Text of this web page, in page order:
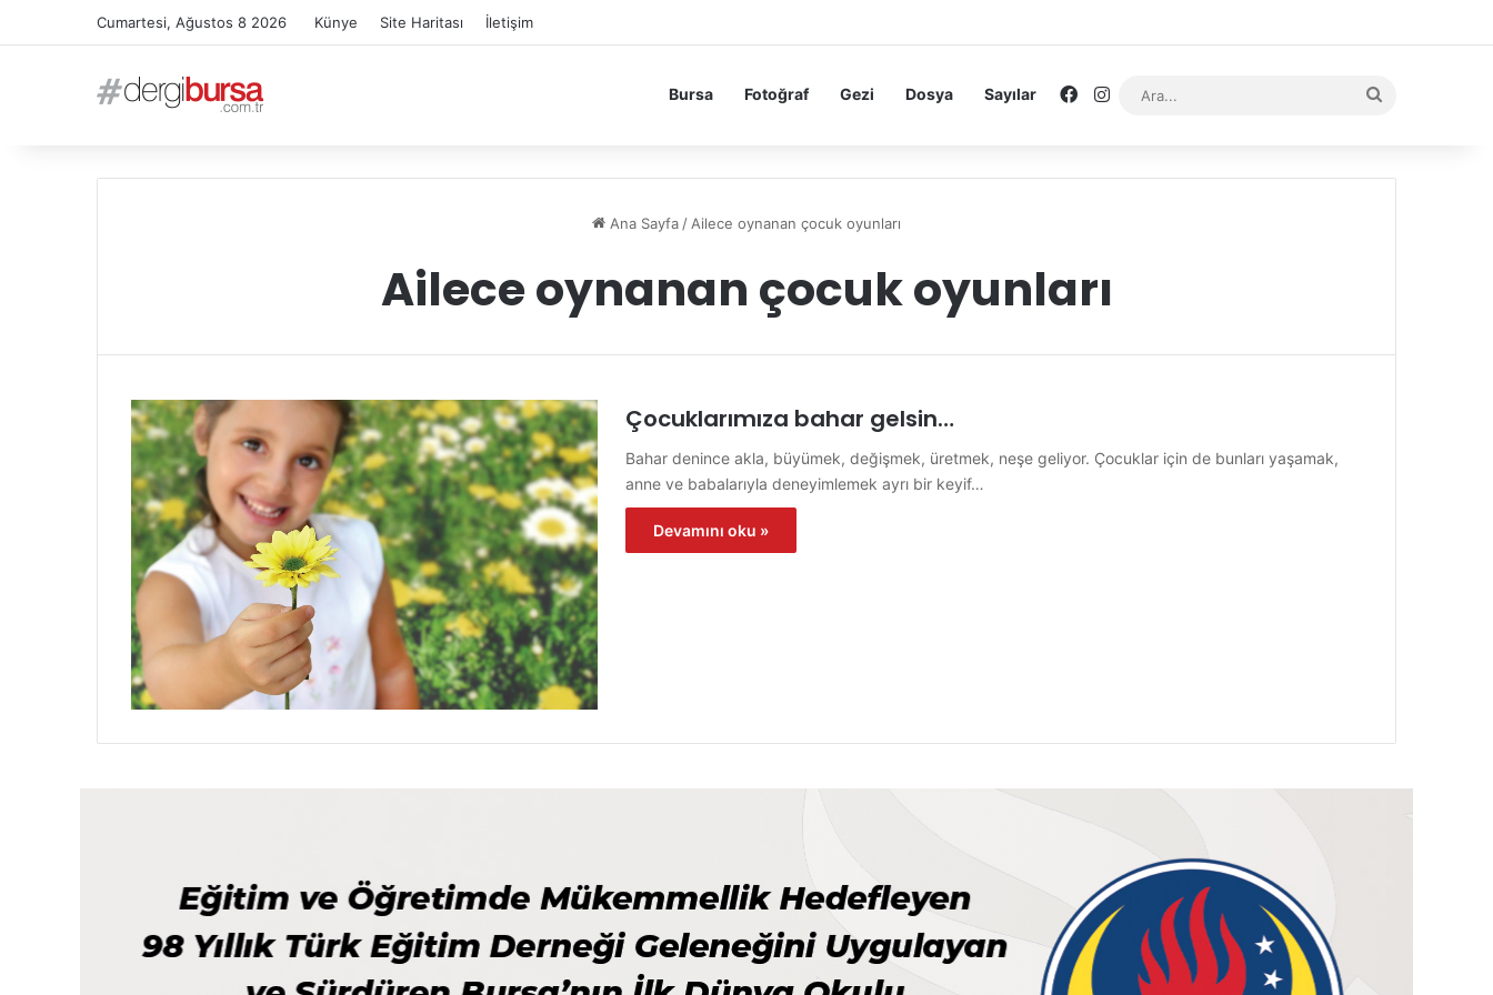
Cumartesi, Ağustos 8 2026 Künye Site Haritası İletişim
Bursa Fotoğraf Gezi Dosya Sayılar Facebook
Instagram
Ana Sayfa / Ailece oynanan çocuk oyunları
Ailece oynanan çocuk oyunları
Çocuklarımıza bahar gelsin…
Bahar denince akla, büyümek, değişmek, üretmek, neşe geliyor. Çocuklar için de bunları yaşamak,
anne ve babalarıyla deneyimlemek ayrı bir keyif…
Devamını oku »